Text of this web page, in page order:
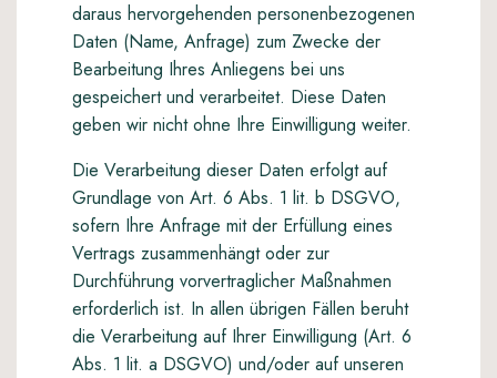
daraus hervorgehenden personenbezogenen
Daten (Name, Anfrage) zum Zwecke der
Bearbeitung Ihres Anliegens bei uns
gespeichert und verarbeitet. Diese Daten
geben wir nicht ohne Ihre Einwilligung weiter.
Die Verarbeitung dieser Daten erfolgt auf
Grundlage von Art. 6 Abs. 1 lit. b DSGVO,
sofern Ihre Anfrage mit der Erfüllung eines
Vertrags zusammenhängt oder zur
Durchführung vorvertraglicher Maßnahmen
erforderlich ist. In allen übrigen Fällen beruht
die Verarbeitung auf Ihrer Einwilligung (Art. 6
Abs. 1 lit. a DSGVO) und/oder auf unseren